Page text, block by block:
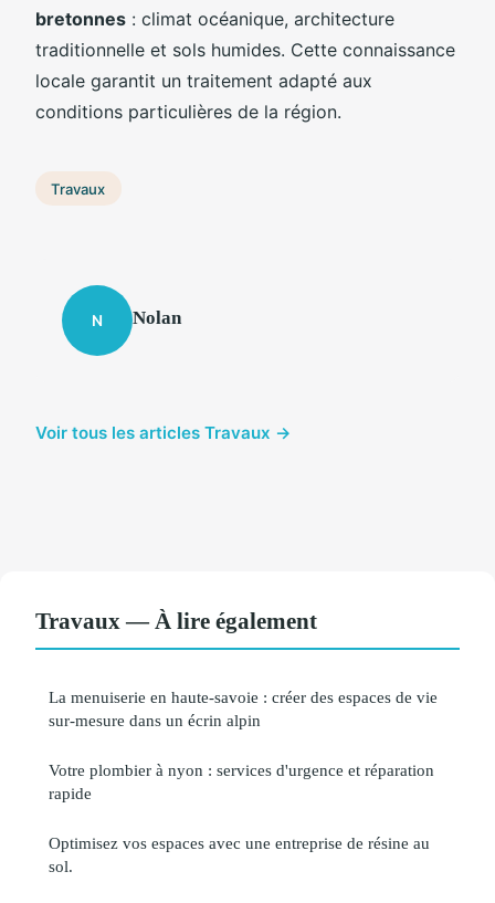
bretonnes : climat océanique, architecture
traditionnelle et sols humides. Cette connaissance
locale garantit un traitement adapté aux
conditions particulières de la région.
Travaux
N Nolan
Voir tous les articles Travaux →
Travaux — À lire également
La menuiserie en haute-savoie : créer des espaces de vie
sur-mesure dans un écrin alpin
Votre plombier à nyon : services d'urgence et réparation
rapide
Optimisez vos espaces avec une entreprise de résine au
sol.